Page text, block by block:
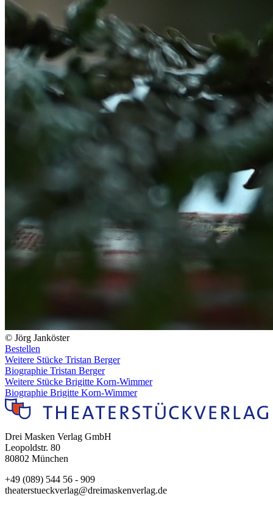
© Jörg Janköster
Bestellen
Weitere Stücke Tristan Berger
Biographie Tristan Berger
Weitere Stücke Brigitte Korn-Wimmer
Biographie Brigitte Korn-Wimmer
Drei Masken Verlag GmbH
Leopoldstr. 80
80802 München
+49 (089) 544 56 - 909
theaterstueckverlag@dreimaskenverlag.de